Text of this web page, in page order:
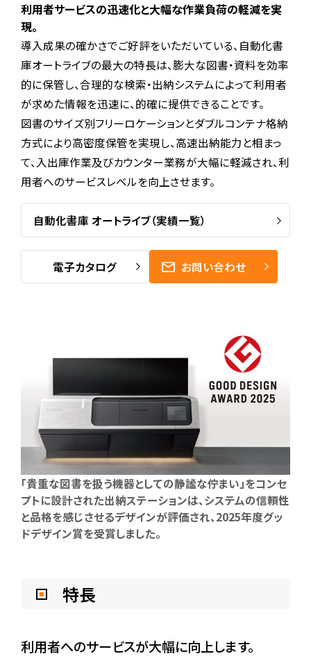
利用者サービスの迅速化と大幅な作業負荷の軽減を実
現。
導入成果の確かさでご好評をいただいている、自動化書
庫オートライブの最大の特長は、膨大な図書・資料を効率
的に保管し、合理的な検索・出納システムによって利用者
が求めた情報を迅速に、的確に提供できることです。
図書のサイズ別フリーロケーションとダブルコンテナ格納
方式により高密度保管を実現し、高速出納能力と相まっ
て、入出庫作業及びカウンター業務が大幅に軽減され、利
用者へのサービスレベルを向上させます。
自動化書庫 オートライブ（実績一覧）
電子カタログ お問い合わせ
「貴重な図書を扱う機器としての静謐な佇まい」をコンセ
プトに設計された出納ステーションは、システムの信頼性
と品格を感じさせるデザインが評価され、2025年度グッ
ドデザイン賞を受賞しました。
特長
利用者へのサービスが大幅に向上します。